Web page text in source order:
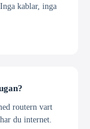
kablar, inga
routern vart
du internet.